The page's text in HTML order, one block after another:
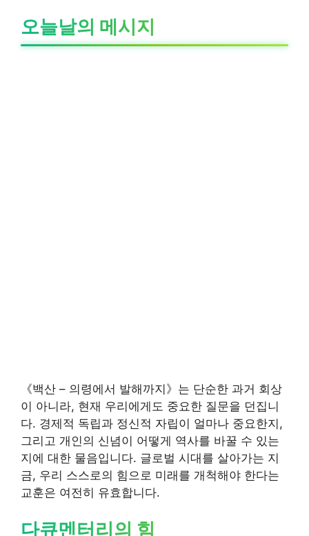
오늘날의 메시지
《백산 – 의령에서 발해까지》는 단순한 과거 회상
이 아니라, 현재 우리에게도 중요한 질문을 던집니
다. 경제적 독립과 정신적 자립이 얼마나 중요한지,
그리고 개인의 신념이 어떻게 역사를 바꿀 수 있는
지에 대한 물음입니다. 글로벌 시대를 살아가는 지
금, 우리 스스로의 힘으로 미래를 개척해야 한다는
교훈은 여전히 유효합니다.
다큐멘터리의 힘